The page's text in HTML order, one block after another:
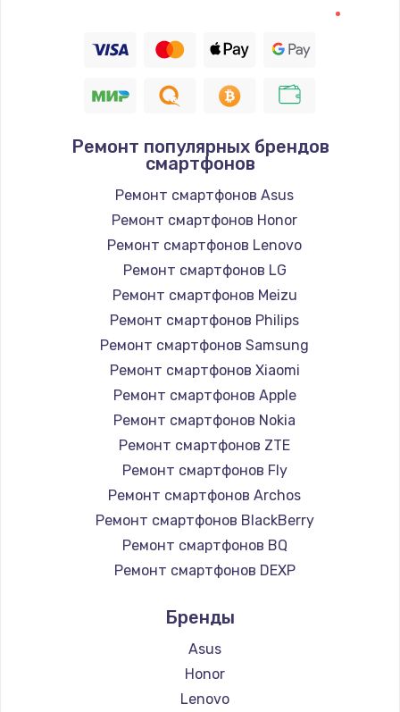
Заказать
Настройка ОС
Заказать
Чистка от пыли
1060 руб.
Заказать
Замена южного моста
2750 руб.
Заказать
Замена контроллера питания
1490 руб.
Заказать
Замена тачпада
1745 руб.
Заказать
Замена корпуса
890 руб.
Заказать
Ремонт популярных брендов
смартфонов
Ремонт смартфонов Asus
Ремонт смартфонов Honor
Ремонт смартфонов Lenovo
Ремонт смартфонов LG
Ремонт смартфонов Meizu
Ремонт смартфонов Philips
Ремонт смартфонов Samsung
Ремонт смартфонов Xiaomi
Ремонт смартфонов Apple
Ремонт смартфонов Nokia
Ремонт смартфонов ZTE
Ремонт смартфонов Fly
Ремонт смартфонов Archos
Ремонт смартфонов BlackBerry
Ремонт смартфонов BQ
Ремонт смартфонов DEXP
Ремонт смартфонов Ginzzu
Ремонт смартфонов Highscreen
Ремонт смартфонов Irbis
Ремонт смартфонов Kyocera
Бренды
Asus
Honor
Lenovo